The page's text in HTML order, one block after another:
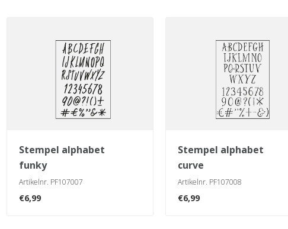
stempel alphabet
funky
Artikelnr. PF107007
€6,99
stempel alphabet
curve
Artikelnr. PF107008
€6,99